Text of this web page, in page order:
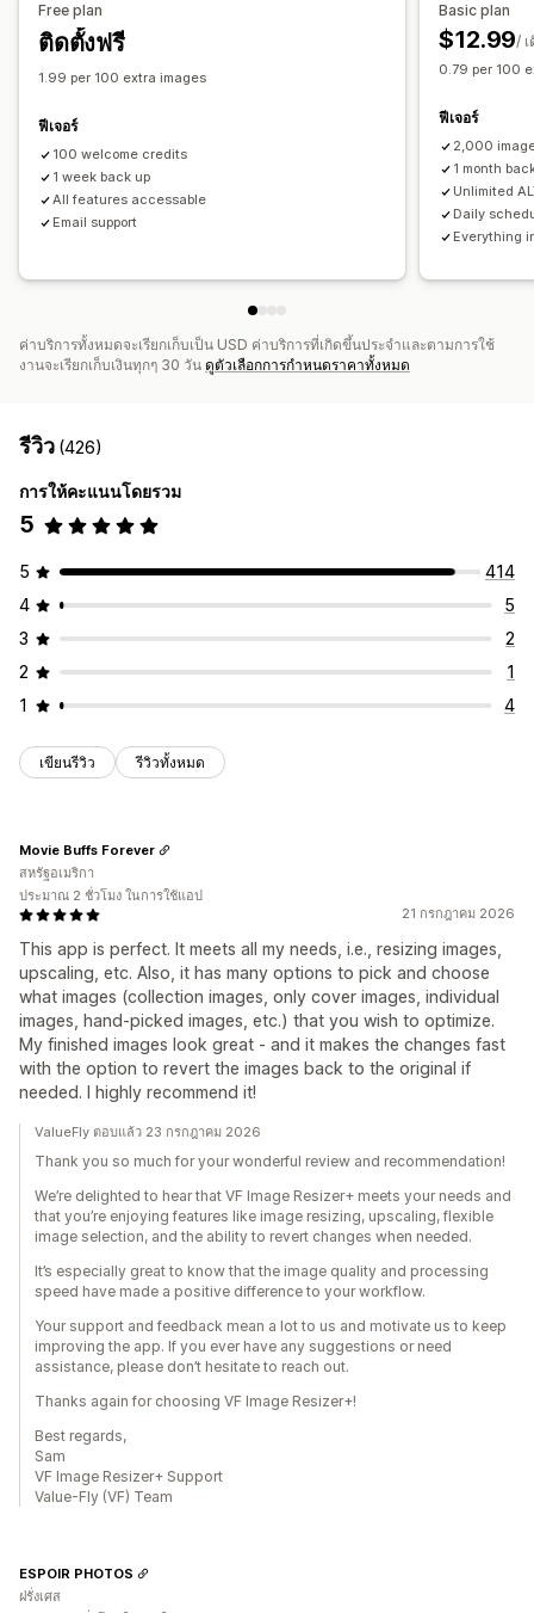
การเฝ้าติดตามประสิทธิภาพ
การติดตาม
การทดสอบ
Free plan
ติดตั้งฟรี
1.99 per 100 extra images
ฟีเจอร์
100 welcome credits
1 week back up
All features accessable
Email support
Basic plan
$12.99/
0.79 per 100
ฟีเจอร์
2,000
1 month
Unlimited
Daily
Everything
ค่าบริการทั้งหมดจะเรียกเก็บเป็น USD ค่าบริการที่เกิดขึ้นประจำและตามการใช้
งานจะเรียกเก็บเงินทุกๆ 30 วัน ดูตัวเลือกการกำหนดราคาทั้งหมด
รีวิว (426)
การให้คะแนนโดยรวม
5
5
414
4
5
3
2
2
1
1
4
เขียนรีวิว รีวิวทั้งหมด
21 กรกฎาคม 2026
This app is perfect. It meets all my needs, i.e., resizing images,
upscaling, etc. Also, it has many options to pick and choose
what images (collection images, only cover images, individual
images, hand-picked images, etc.) that you wish to optimize.
My finished images look great - and it makes the changes fast
with the option to revert the images back to the original if
needed. I highly recommend it!
Movie Buffs Forever
สหรัฐอเมริกา
ประมาณ 2 ชั่วโมง ในการใช้แอป
ValueFly ตอบแล้ว 23 กรกฎาคม 2026
Thank you so much for your wonderful review and recommendation!
We’re delighted to hear that VF Image Resizer+ meets your needs and
that you’re enjoying features like image resizing, upscaling, flexible
image selection, and the ability to revert changes when needed.
It’s especially great to know that the image quality and processing
speed have made a positive difference to your workflow.
Your support and feedback mean a lot to us and motivate us to keep
improving the app. If you ever have any suggestions or need
assistance, please don’t hesitate to reach out.
Thanks again for choosing VF Image Resizer+!
Best regards,
Sam
VF Image Resizer+ Support
Value-Fly (VF) Team
ESPOIR PHOTOS
ฝรั่งเศส